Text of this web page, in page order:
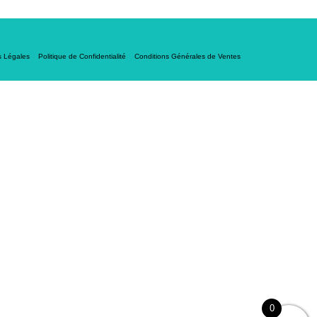
Légales Politique de Confidentialité Conditions Générales de Ventes
0